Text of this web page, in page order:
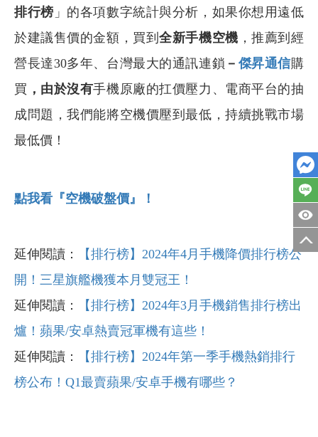
排行榜 」的各項數字統計與分析，如果你想用遠低
於建議售價的金額，買到全新手機空機 ，推薦到經
營長達30多年、台灣最大的通訊連鎖 － 傑昇通信購
買 ，由於沒有手機原廠的扛價壓力、電商平台的抽
成問題，我們能將空機價壓到最低，持續挑戰市場
最低價！
點我看『空機破盤價』！
延伸閱讀：
【排行榜】2024年4月手機降價排行榜公
開！三星旗艦機獲本月雙冠王！
延伸閱讀：
【排行榜】2024年3月手機銷售排行榜出
爐！蘋果/安卓熱賣冠軍機有這些！
延伸閱讀：
【排行榜】2024年第一季手機熱銷排行
榜公布！Q1最賣蘋果/安卓手機有哪些？